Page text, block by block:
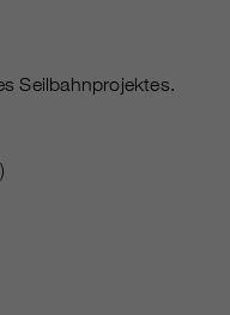
Seilbahnprojektes.